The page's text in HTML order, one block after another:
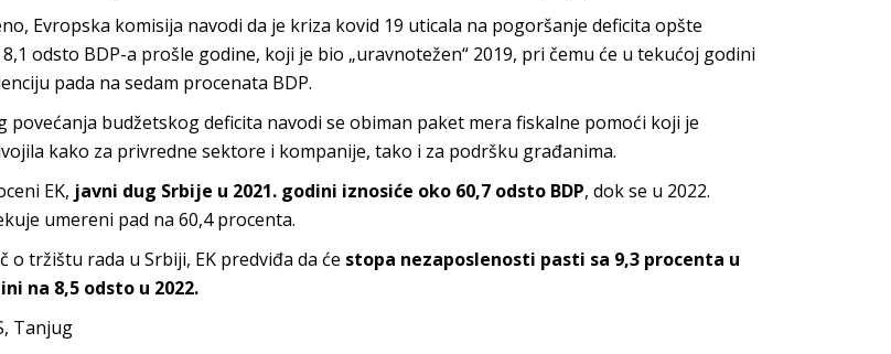
Evropska komisija navodi da je kriza kovid 19 uticala na pogoršanje deficita opšte
odsto BDP-a prošle godine, koji je bio „uravnotežen“ 2019, pri čemu će u tekućoj godini
pada na sedam procenata BDP.
povećanja budžetskog deficita navodi se obiman paket mera fiskalne pomoći koji je
kako za privredne sektore i kompanije, tako i za podršku građanima.
EK, javni dug Srbije u 2021. godini iznosiće oko 60,7 odsto BDP, dok se u 2022.
umereni pad na 60,4 procenta.
o tržištu rada u Srbiji, EK predviđa da će stopa nezaposlenosti pasti sa 9,3 procenta u
na 8,5 odsto u 2022.
Tanjug